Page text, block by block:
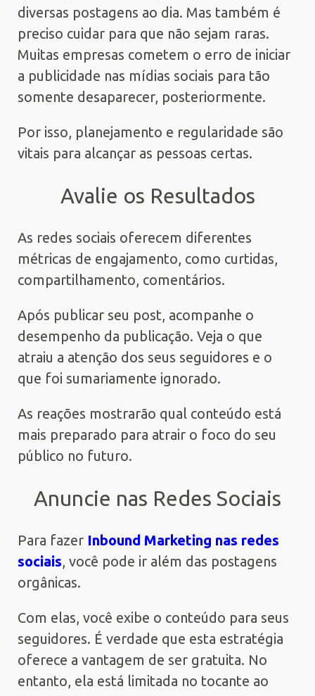
diversas postagens ao dia. Mas também é
preciso cuidar para que não sejam raras.
Muitas empresas cometem o erro de iniciar
a publicidade nas mídias sociais para tão
somente desaparecer, posteriormente.
Por isso, planejamento e regularidade são
vitais para alcançar as pessoas certas.
Avalie os Resultados
As redes sociais oferecem diferentes
métricas de engajamento, como curtidas,
compartilhamento, comentários.
Após publicar seu post, acompanhe o
desempenho da publicação. Veja o que
atraiu a atenção dos seus seguidores e o
que foi sumariamente ignorado.
As reações mostrarão qual conteúdo está
mais preparado para atrair o foco do seu
público no futuro.
Anuncie nas Redes Sociais
Para fazer Inbound Marketing nas redes
sociais, você pode ir além das postagens
orgânicas.
Com elas, você exibe o conteúdo para seus
seguidores. É verdade que esta estratégia
oferece a vantagem de ser gratuita. No
entanto, ela está limitada no tocante ao